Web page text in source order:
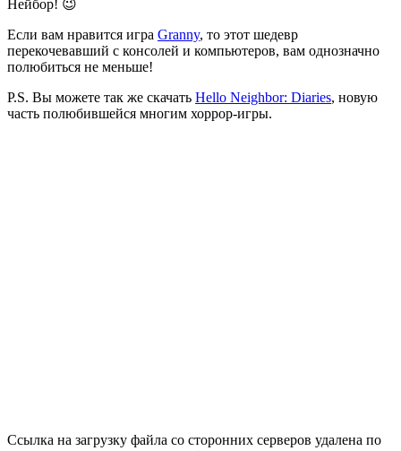
Нейбор! 😉
Если вам нравится игра Granny, то этот шедевр
перекочевавший с консолей и компьютеров, вам однозначно
полюбиться не меньше!
P.S. Вы можете так же скачать Hello Neighbor: Diaries, новую
часть полюбившейся многим хоррор-игры.
Ссылка на загрузку файла со сторонних серверов удалена по